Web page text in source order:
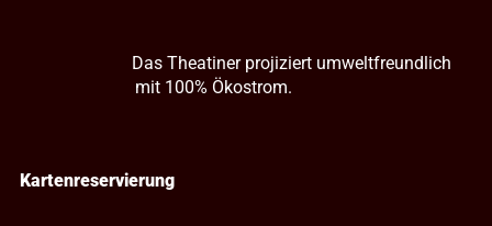
Das Theatiner projiziert umweltfreundlich
mit 100% Ökostrom.
Kartenreservierung